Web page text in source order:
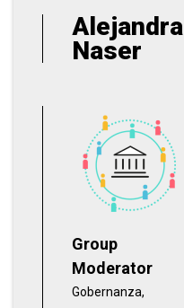
Alejandra
Naser
Group
Moderator
Gobernanza,